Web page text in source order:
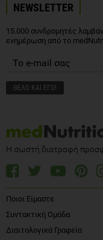
NEWSLETTER
15.000 συνδρομητές
ενημέρωση από το
Η σωστή διατροφή
Ποιοι Είμαστε
Συντακτική Ομάδα
Διαιτολογικά Γραφεία